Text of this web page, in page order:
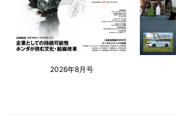
2026年8月号